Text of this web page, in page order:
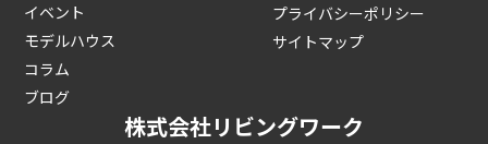
イベント
モデルハウス
コラム
ブログ
プライバシーポリシー
サイトマップ
株式会社リビングワーク